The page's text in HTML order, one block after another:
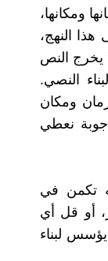
ومكانها،
النهج،
يخرج النص
النصي.
ومكان
نعطي
تكمن في
أو قل أي
لبناء